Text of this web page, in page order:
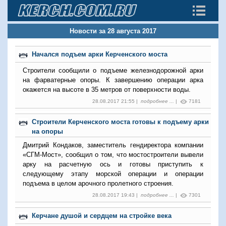
Новости за 28 августа 2017
Начался подъем арки Керченского моста
Строители сообщили о подъеме железнодорожной арки
на фарватерные опоры. К завершению операции арка
окажется на высоте в 35 метров от поверхности воды.
28.08.2017 21:55 | подробнее ... | 7181
Строители Керченского моста готовы к подъему арки
на опоры
Дмитрий Кондаков, заместитель гендиректора компании
«СГМ-Мост», сообщил о том, что мостостроители вывели
арку на расчетную ось и готовы приступить к
следующему этапу морской операции и операции
подъема в целом арочного пролетного строения.
28.08.2017 19:43 | подробнее ... | 7301
Керчане душой и сердцем на стройке века